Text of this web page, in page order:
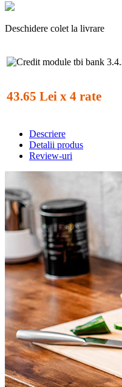
Deschidere colet la livrare
43.65 Lei x 4 rate
Descriere
Detalii produs
Review-uri